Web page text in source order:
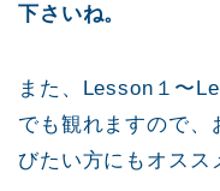
下さいね。
また、Lesson１〜
でも観れますので、
びたい方にもオスス